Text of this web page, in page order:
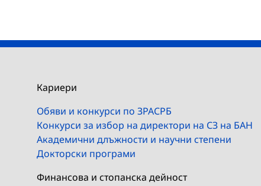
Кариери
Обяви и конкурси по ЗРАСРБ
Конкурси за избор на директори на СЗ на БАН
Академични длъжности и научни степени
Докторски програми
Финансова и стопанска дейност